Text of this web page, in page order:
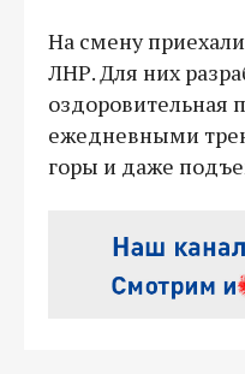
На смену
ЛНР. Для них
оздоровительная
ежедневными
горы и даже